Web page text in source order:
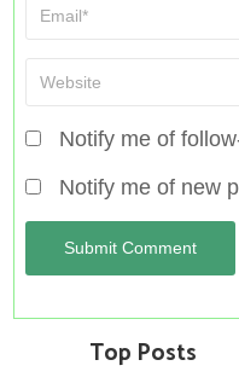
Notify me of
Notify me of new
Top Posts